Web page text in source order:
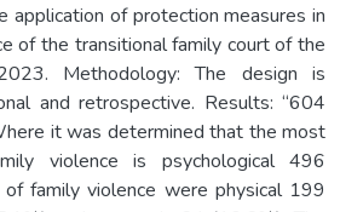
application of protection measures in
of the transitional family court of the
Methodology: The design is
and retrospective. Results: “604
it was determined that the most
violence is psychological 496
family violence were physical 199